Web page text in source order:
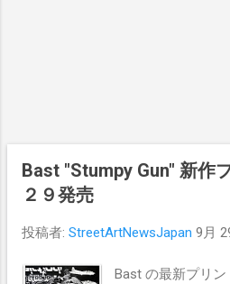
Bast "Stumpy Gun" 新作
２９発売
投稿者: StreetArtNewsJapan 9月
Bast の最新プリン